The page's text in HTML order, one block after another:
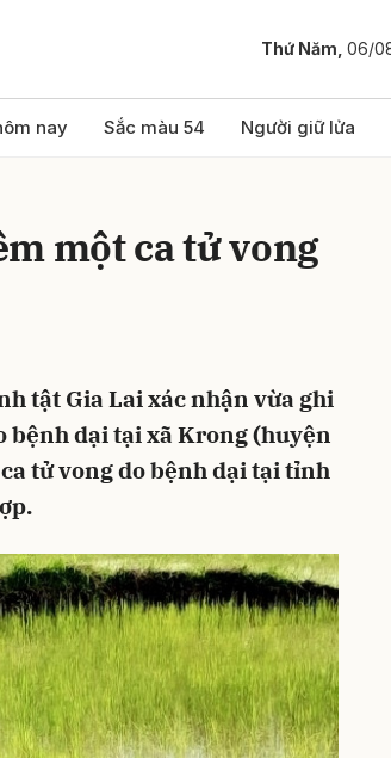
Thứ Năm, 06/
nay Sắc màu 54 Người giữ lửa
một ca tử vong
tật Gia Lai xác nhận vừa ghi
bệnh dại tại xã Krong (huyện
tử vong do bệnh dại tại tỉnh
Hủy